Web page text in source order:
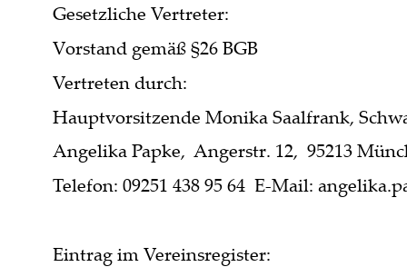
Gesetzliche Vertreter:
Vorstand gemäß §26 BGB
Vertreten durch:
Hauptvorsitzende Monika Saalfrank,
Angelika Papke,  Angerstr. 12,  95213
Telefon: 09251 438 95 64  E-Mail:
Eintrag im Vereinsregister: